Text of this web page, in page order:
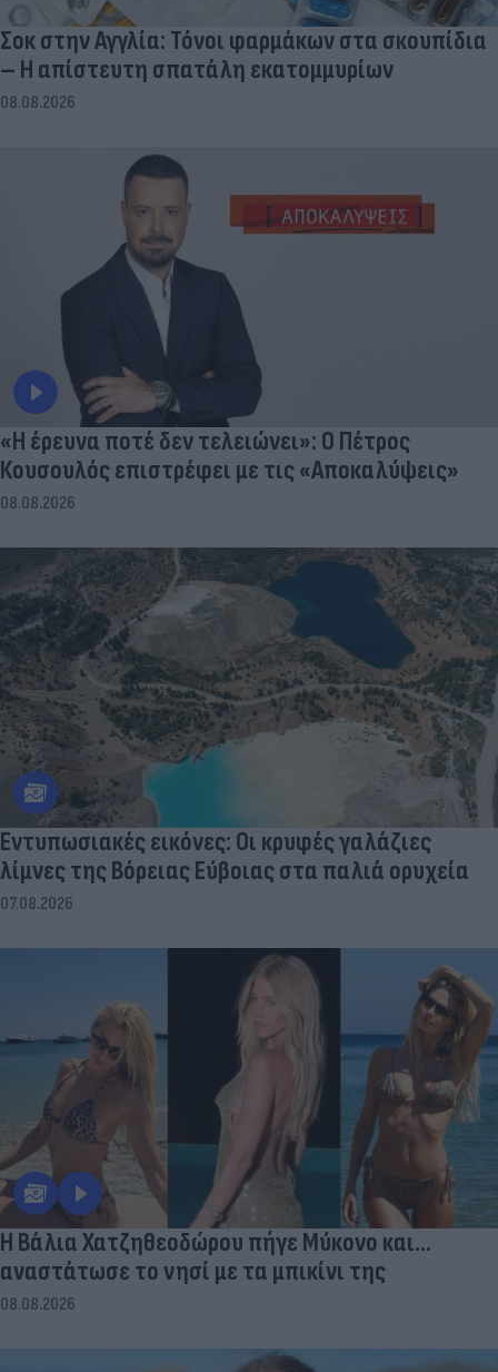
Σοκ στην Αγγλία: Τόνοι φαρμάκων στα σκουπίδια
– Η απίστευτη σπατάλη εκατομμυρίων
08.08.2026
«Η έρευνα ποτέ δεν τελειώνει»: Ο Πέτρος
Κουσουλός επιστρέφει με τις «Αποκαλύψεις»
08.08.2026
Εντυπωσιακές εικόνες: Οι κρυφές γαλάζιες
λίμνες της Βόρειας Εύβοιας στα παλιά ορυχεία
07.08.2026
Η Βάλια Χατζηθεοδώρου πήγε Μύκονο και...
αναστάτωσε το νησί με τα μπικίνι της
08.08.2026